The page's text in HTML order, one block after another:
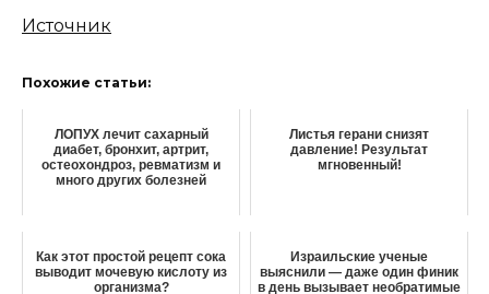
Источник
Похожие статьи:
ЛОПУХ лечит сахарный
диабет, бронхит, артрит,
остеохондроз, ревматизм и
много других болезней
Листья герани снизят
давление! Результат
мгновенный!
Как этот простой рецепт сока
выводит мочевую кислоту из
организма?
Израильские ученые
выяснили — даже один финик
в день вызывает необратимые